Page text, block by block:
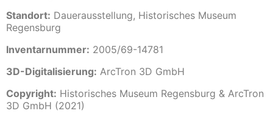
Standort: Dauerausstellung, Historisches Museum
Regensburg
Inventarnummer: 2005/69-14781
3D-Digitalisierung: ArcTron 3D GmbH
Copyright: Historisches Museum Regensburg & ArcTron
3D GmbH (2021)